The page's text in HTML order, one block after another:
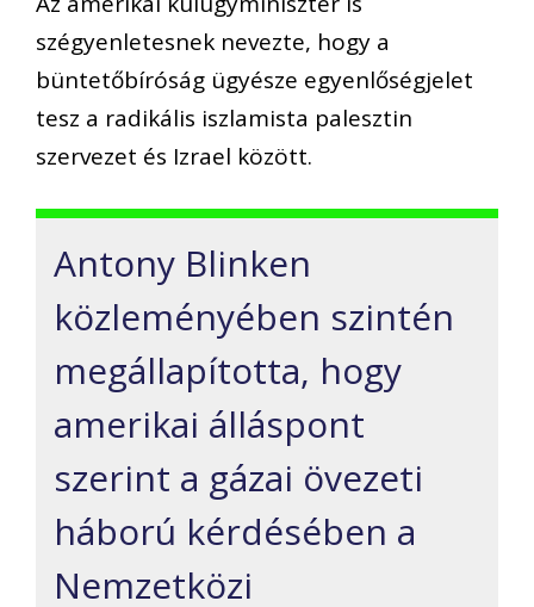
szégyenletesnek nevezte, hogy a
büntetőbíróság ügyésze egyenlőségjelet
tesz a radikális iszlamista palesztin
szervezet és Izrael között.
Antony Blinken
közleményében szintén
megállapította, hogy
amerikai álláspont
szerint a gázai övezeti
háború kérdésében a
Nemzetközi